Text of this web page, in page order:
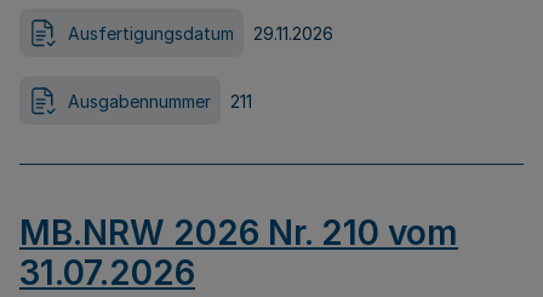
Ausfertigungsdatum 29.11.2026
Ausgabennummer 211
MB.NRW 2026 Nr. 210 vom
31.07.2026